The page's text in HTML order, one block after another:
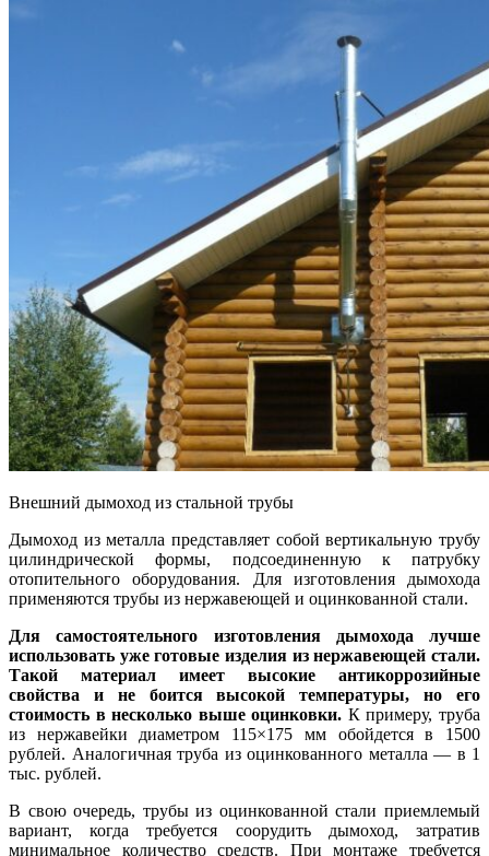
Внешний дымоход из стальной трубы
Дымоход из металла представляет собой вертикальную трубу
цилиндрической формы, подсоединенную к патрубку
отопительного оборудования. Для изготовления дымохода
применяются трубы из нержавеющей и оцинкованной стали.
Для самостоятельного изготовления дымохода лучше
использовать уже готовые изделия из нержавеющей стали.
Такой материал имеет высокие антикоррозийные
свойства и не боится высокой температуры, но его
стоимость в несколько выше оцинковки. К примеру, труба
из нержавейки диаметром 115×175 мм обойдется в 1500
рублей. Аналогичная труба из оцинкованного металла — в 1
тыс. рублей.
В свою очередь, трубы из оцинкованной стали приемлемый
вариант, когда требуется соорудить дымоход, затратив
минимальное количество средств. При монтаже требуется